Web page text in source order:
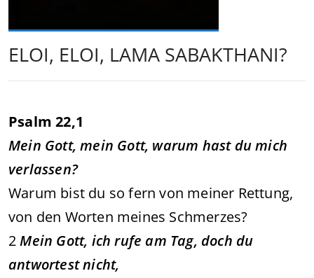
ELOI, ELOI, LAMA SABAKTHANI?
Psalm 22,1
Mein Gott, mein Gott, warum hast du mich
verlassen?
Warum bist du so fern von meiner Rettung,
von den Worten meines Schmerzes?
2Mein Gott, ich rufe am Tag, doch du
antwortest nicht,